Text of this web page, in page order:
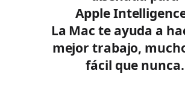
Apple
La Mac te ayuda a
mejor trabajo,
fácil que nunca.